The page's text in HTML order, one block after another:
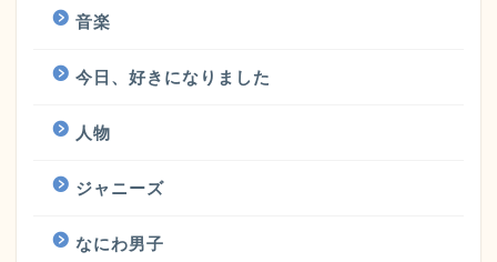
音楽
今日、好きになりました
人物
ジャニーズ
なにわ男子